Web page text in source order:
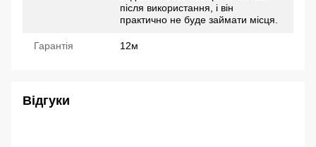
після використання, і він
практично не буде займати місця.
Гарантія 12м
Відгуки